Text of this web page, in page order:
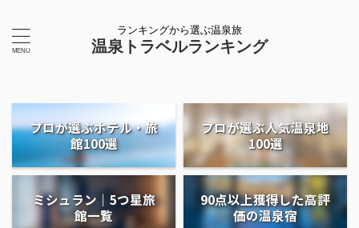
ランキングから選ぶ温泉旅
温泉トラベルランキング
プロが選ぶホテル・旅
館100選
プロが選ぶ人気温泉地
100選
ミシュラン｜5つ星旅
館一覧
90点以上獲得した高評
価の温泉宿